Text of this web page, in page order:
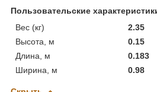
Пользовательские
Вес (кг)
2.35
Высота, м
0.15
Длина, м
0.183
Ширина, м
0.98